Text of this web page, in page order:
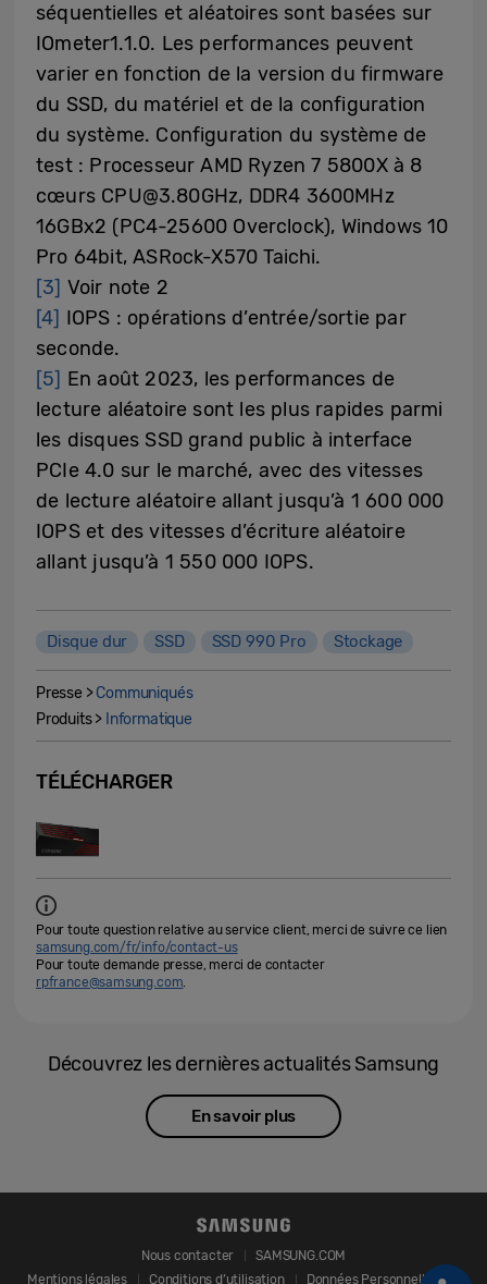
séquentielles et aléatoires sont basées sur
IOmeter1.1.0. Les performances peuvent
varier en fonction de la version du firmware
du SSD, du matériel et de la configuration
du système. Configuration du système de
test : Processeur AMD Ryzen 7 5800X à 8
cœurs CPU@3.80GHz, DDR4 3600MHz
16GBx2 (PC4-25600 Overclock), Windows 10
Pro 64bit, ASRock-X570 Taichi.
[3] Voir note 2
[4] IOPS : opérations d’entrée/sortie par
seconde.
[5] En août 2023, les performances de
lecture aléatoire sont les plus rapides parmi
les disques SSD grand public à interface
PCIe 4.0 sur le marché, avec des vitesses
de lecture aléatoire allant jusqu’à 1 600 000
IOPS et des vitesses d’écriture aléatoire
allant jusqu’à 1 550 000 IOPS.
Disque dur SSD SSD 990 Pro Stockage
Presse >Communiqués
Produits > Informatique
TÉLÉCHARGER
Pour toute question relative au service client, merci de suivre ce lien
samsung.com/fr/info/contact-us
Pour toute demande presse, merci de contacter
rpfrance@samsung.com.
Découvrez les dernières actualités Samsung
En savoir plus
Nous contacter
SAMSUNG.COM
Mentions légales
Conditions d’utilisation Données Personnelles